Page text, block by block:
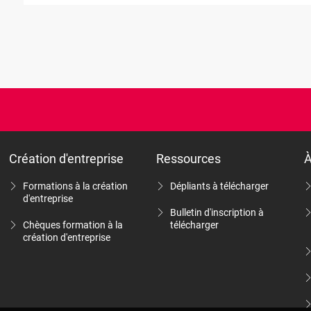
Création d'entreprise
Formations à la création
d'entreprise
Chèques formation à la
création d'entreprise
Ressources
Dépliants à télécharger
Bulletin d'inscription à
télécharger